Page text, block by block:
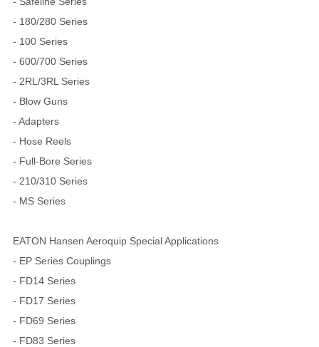
- 180/280 Series
- 100 Series
- 600/700 Series
- 2RL/3RL Series
- Blow Guns
- Adapters
- Hose Reels
- Full-Bore Series
- 210/310 Series
- MS Series
EATON Hansen Aeroquip Special Applications
- EP Series Couplings
- FD14 Series
- FD17 Series
- FD69 Series
- FD83 Series